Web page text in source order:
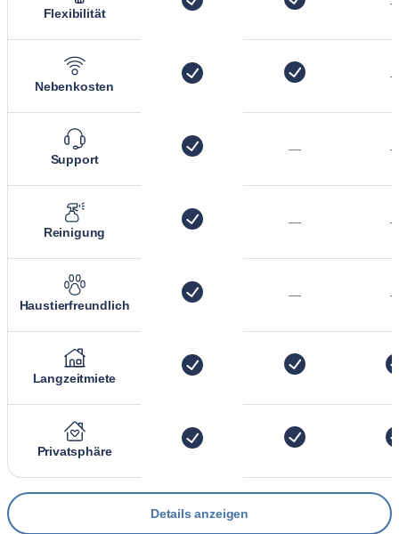
Flexibilität
Nebenkosten
Support
—
Reinigung
—
Haustierfreundlich
—
Langzeitmiete
Privatsphäre
Details anzeigen